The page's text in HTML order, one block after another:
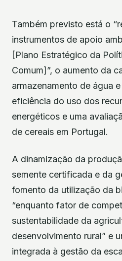
Também previsto está o
instrumentos de apoio
[Plano Estratégico da
Comum]”, o aumento da
armazenamento de água
eficiência do uso dos
energéticos e uma
de cereais em Portugal.
A dinamização da
semente certificada e da
fomento da utilização da
“enquanto fator de
sustentabilidade da
desenvolvimento rural” e
integrada à gestão da